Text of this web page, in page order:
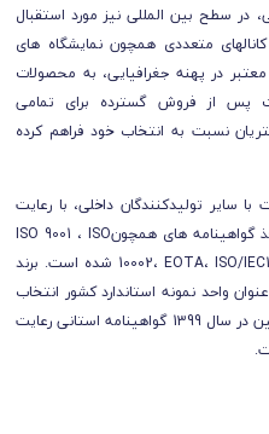
سطح بین­ المللی نیز مورد استقبال
متعددی همچون نمایشگاه ­های
در پهنه جغرافیایی، به محصولات
پس از فروش گسترده برای تمامی
نسبت به انتخاب خود فراهم کرده
سایر تولیدکنندگان داخلی، با رعایت
کیفیت، نوآوری و عملکرد بالا موفق به اخذ گواهینامه­ های همچونISO 9001 ، ISO
10002، EOTA، ISO/IEC17025،ISO 14001,OHSAS 18001, CE , QS شده است. برند
سال­های 1380، 1381 و 1391 به عنوان واحد نمونه استاندارد کشور انتخاب
و معرفی شده است.شرکت بیمکث، همچنین در سال 1399 گواهینامه استانی رعایت